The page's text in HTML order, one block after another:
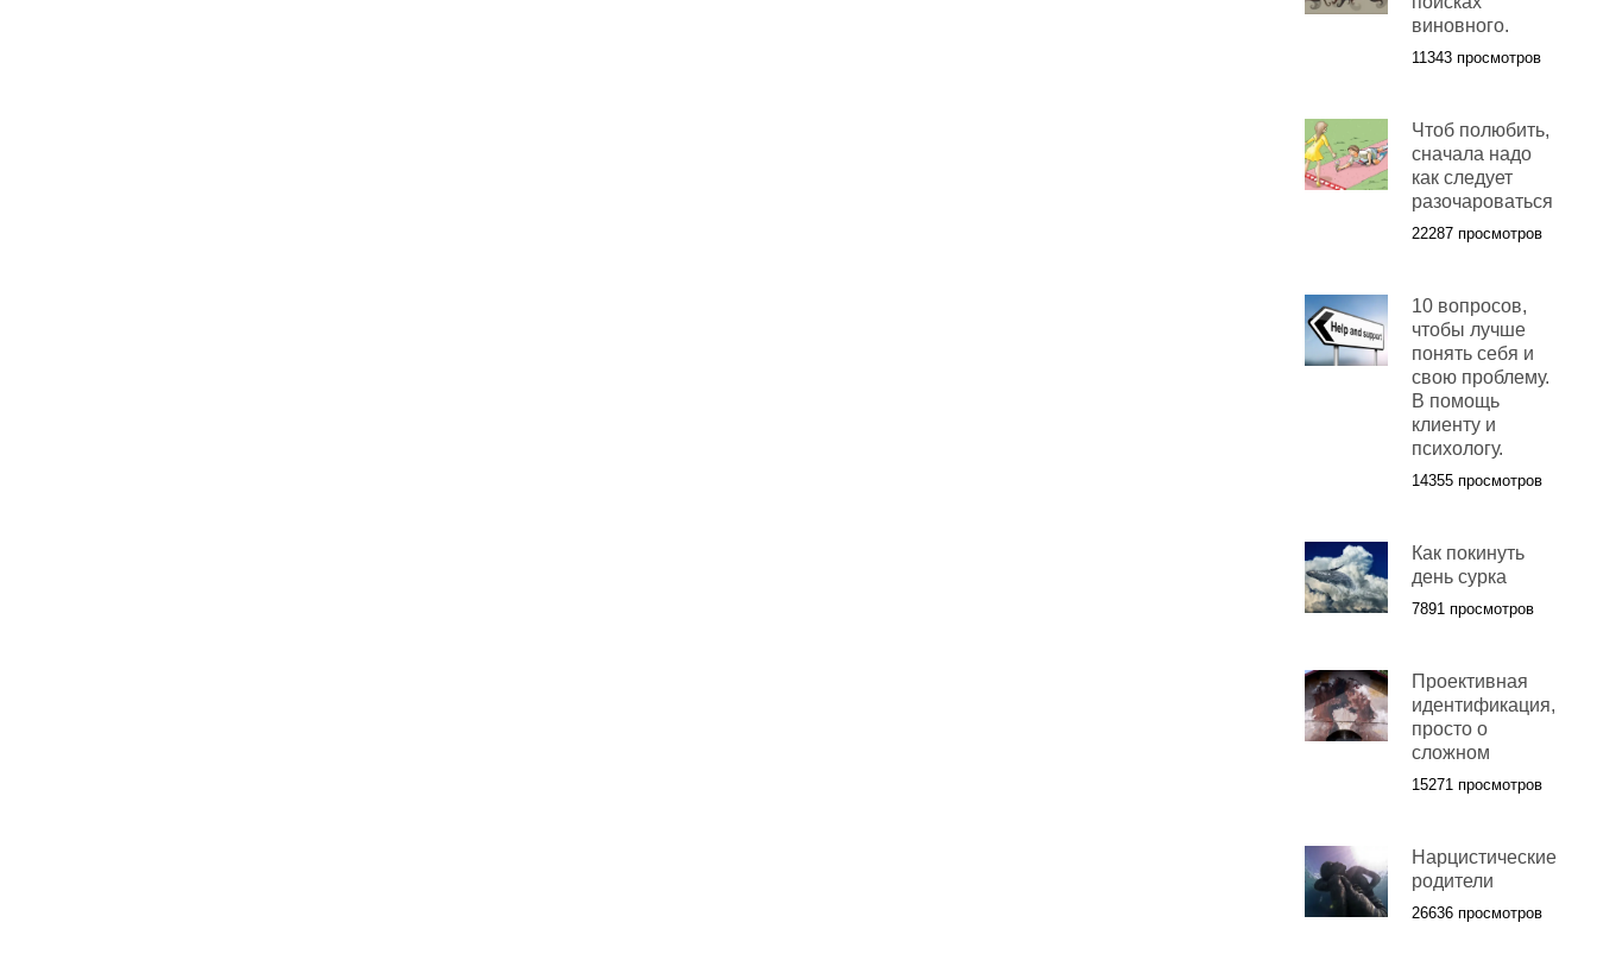
виновного.
11343 просмотров
Чтоб полюбить,
сначала надо
как следует
разочароваться
22287 просмотров
10 вопросов,
чтобы лучше
понять себя и
свою проблему.
В помощь
клиенту и
психологу.
14355 просмотров
Как покинуть
день сурка
7891 просмотров
Проективная
идентификация,
просто о
сложном
15271 просмотров
Нарцистические
родители
26636 просмотров